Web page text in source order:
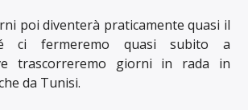
poi diventerà praticamente quasi il
ci fermeremo quasi subito a
trascorreremo giorni in rada in
da Tunisi.